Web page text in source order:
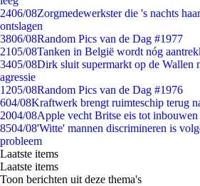
2406/08Zorgmedewerkster die 's nachts
ontslagen
3806/08Random Pics van de Dag #1977
2105/08Tanken in België wordt nóg
3405/08Dirk sluit supermarkt op de Wallen
agressie
1205/08Random Pics van de Dag #1976
604/08Kraftwerk brengt ruimteschip terug
2004/08Apple vecht Britse eis tot
8504/08'Witte' mannen discrimineren is
probleem
Laatste items
Laatste items
Toon berichten uit deze thema's